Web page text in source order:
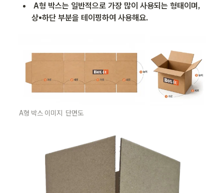
A형 박스는 일반적으로 가장 많이 사용되는 형태이며,
상•하단 부분을 테이핑하여 사용해요.
A형 박스 이미지  단면도